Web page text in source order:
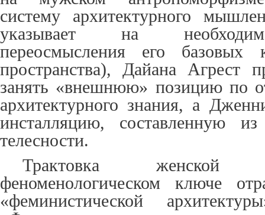
систему архитектурного
указывает на
переосмысления его базовых
пространства), Дайана Агрест
занять «внешнюю» позицию по
архитектурного знания, а
инсталляцию, составленную
телесности.
Трактовка женской
феноменологическом ключе
«феминистической